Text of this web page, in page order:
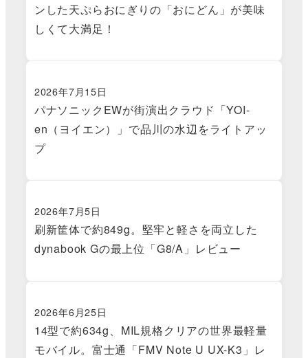
ンした天ぷらおにぎりの「おにどん」が美味
しくて大満足！
パナソニックEWが街演出クラウド「YOI-
en（ヨイエン）」で品川の水辺をライトアッ
プ
2026年7月15日
刷新筐体で約849g。堅牢と軽さを両立した
dynabook Gの最上位「G8/A」レビュー
2026年7月5日
14型で約634g、MIL規格クリアの世界最軽量
モバイル。富士通「FMV Note U UX-K3」レ
2026年6月25日